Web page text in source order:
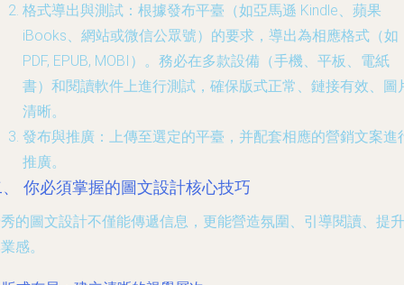
格式導出與測試 ：根據發布平臺（如亞馬遜 Kindle、蘋果
iBooks、網站或微信公眾號）的要求，導出為相應格式（如
PDF, EPUB, MOBI）。務必在多款設備（手機、平板、電紙
書）和閱讀軟件上進行測試，確保版式正常、鏈接有效、圖
清晰。
發布與推廣 ：上傳至選定的平臺，并配套相應的營銷文案進
推廣。
你必須掌握的圖文設計核心技巧
的圖文設計不僅能傳遞信息，更能營造氛圍、引導閱讀、提升
感。